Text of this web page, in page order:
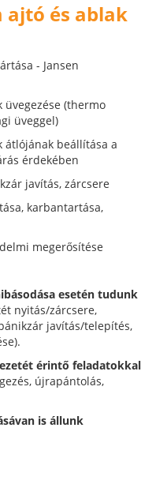
ajtó és ablak
- Jansen
(thermo
üveggel)
beállítása a
érdekében
javítás, zárcsere
karbantartása,
megerősítése
esetén tudunk
nyitás/zárcsere,
javítás/telepítés,
érintő feladatokkal
újrapántolás,
is állunk